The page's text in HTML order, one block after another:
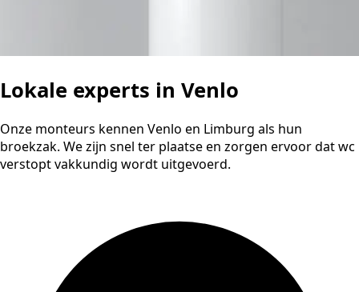
Lokale experts in Venlo
Onze monteurs kennen Venlo en Limburg als hun
broekzak. We zijn snel ter plaatse en zorgen ervoor dat wc
verstopt vakkundig wordt uitgevoerd.